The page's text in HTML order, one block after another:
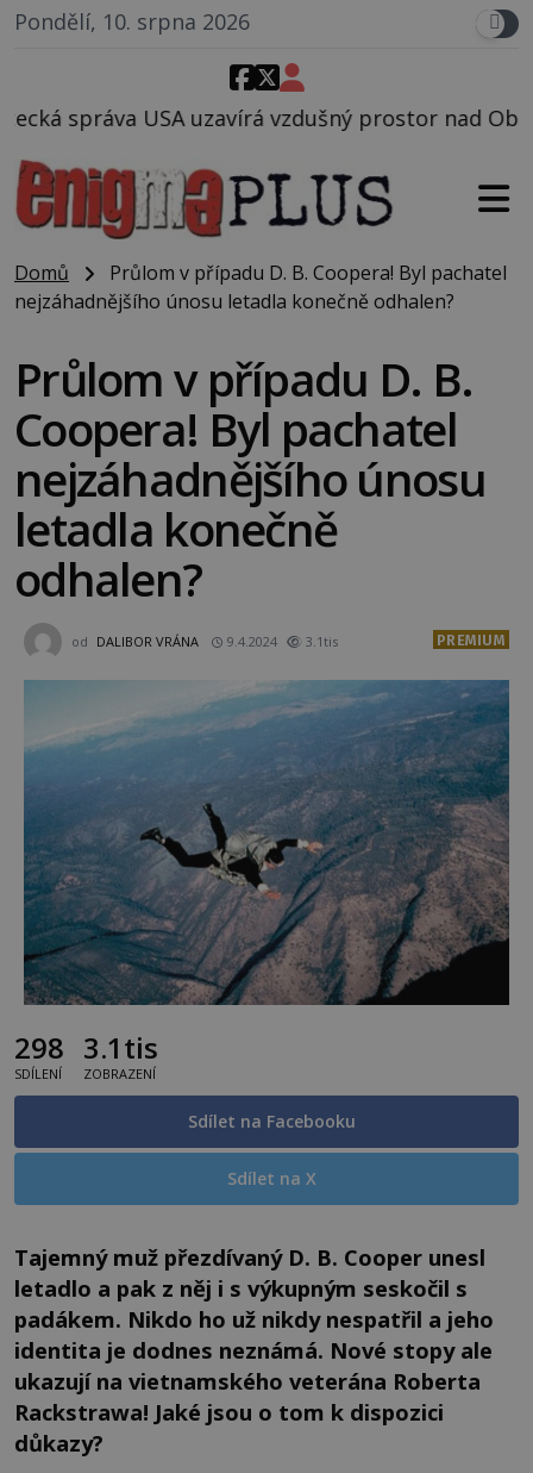
Pondělí, 10. srpna 2026
vzdušný prostor nad Oblastí 51, mohlo to
Domů
Průlom v případu D. B. Coopera! Byl pachatel
nejzáhadnějšího únosu letadla konečně odhalen?
Průlom v případu D. B.
Coopera! Byl pachatel
nejzáhadnějšího únosu
letadla konečně
odhalen?
od DALIBOR VRÁNA 9.4.2024 3.1tis PREMIUM
298
SDÍLENÍ
3.1tis
ZOBRAZENÍ
Sdílet na Facebooku
Sdílet na X
Tajemný muž přezdívaný D. B. Cooper unesl
letadlo a pak z něj i s výkupným seskočil s
padákem. Nikdo ho už nikdy nespatřil a jeho
identita je dodnes neznámá. Nové stopy ale
ukazují na vietnamského veterána Roberta
Rackstrawa! Jaké jsou o tom k dispozici
důkazy?